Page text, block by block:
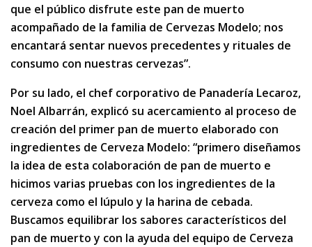
que el público disfrute este pan de muerto
acompañado de la familia de Cervezas Modelo; nos
encantará sentar nuevos precedentes y rituales de
consumo con nuestras cervezas”.
Por su lado, el chef corporativo de Panadería Lecaroz,
Noel Albarrán, explicó su acercamiento al proceso de
creación del primer pan de muerto elaborado con
ingredientes de Cerveza Modelo: “primero diseñamos
la idea de esta colaboración de pan de muerto e
hicimos varias pruebas con los ingredientes de la
cerveza como el lúpulo y la harina de cebada.
Buscamos equilibrar los sabores característicos del
pan de muerto y con la ayuda del equipo de Cerveza